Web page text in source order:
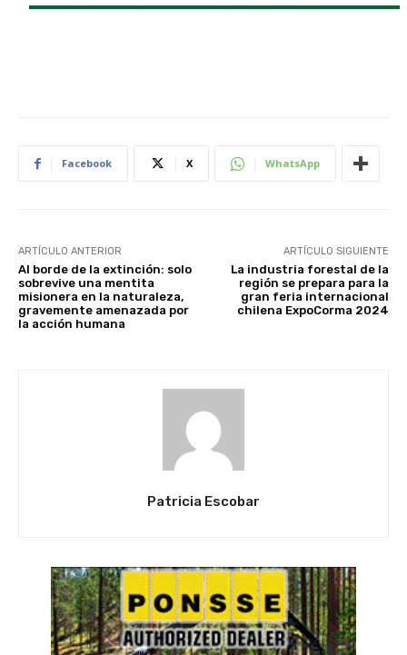
Facebook X WhatsApp
ARTÍCULO ANTERIOR
Al borde de la extinción: solo
sobrevive una mentita
misionera en la naturaleza,
gravemente amenazada por
la acción humana
ARTÍCULO SIGUIENTE
La industria forestal de la
región se prepara para la
gran feria internacional
chilena ExpoCorma 2024
Patricia Escobar